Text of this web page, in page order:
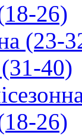
26)
(23-
40)
26)